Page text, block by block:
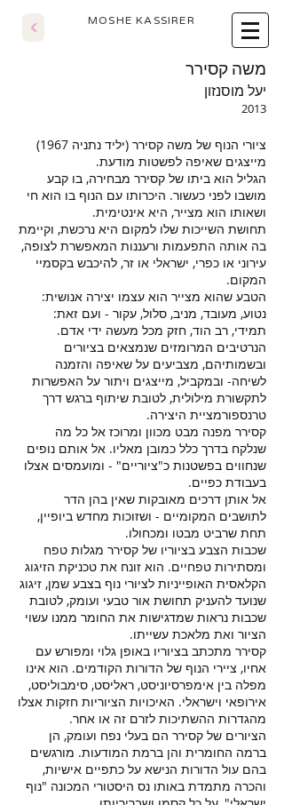
​MOSHE KASSIRER
משה קסירר
יעל מוסנזון
2013
מייצגים שאיפה לפשטות מודעת‫.‬
הגליל הוא ביתו של קסירר מבחירה‫, בו קבע
מושבו לפני כעשור. היכרותו עם הנוף בו הוא חי
ושאותו הוא מצייר, היא אינטימית. ‬
תחושת השייכות שלו למקום היא נרכשת, וקיימת
בה אותה התפעמות ורעננות המאפשרת לצופה,
עירוני או כפרי, ישראלי או זר, להיכבש בקסמיי
המקום.
הטבע שהוא מצייר הוא עצמו יצירה אנושית‫:‬
נטוע‫,‬ מעובד‫,‬ מניב‫,‬ סלול‫,‬ עקור ‫-‬ ועם זאת‫:‬
תמידי‫,‬ רב הוד‫,‬ חזק מכל מעשה ידי אדם‫.‬
הנרטיבים המרומזים שנמצאים בציורים
ובשמותיהם‫,‬ מצביעים‫ על שאיפה והזמנה
לשיחה- ובמקביל, מייצגים ויתור על האפשרות
לתקשורת מילולית, לטובת שיתוף ברגש דרך
טרנספורמציית היצירה. ‬
קסירר מפנה מבט מכוון ומרוכז אל כל מה
שנלקח בדרך כלל כמובן מאליו‫.‬ אל אותם נופים
שנחווים בפשטנות כ‫"‬ציוריים‫"‬ ‫-‬ ומועמסים אצלו
בעבודת כפיים‫. ‬
אל אותן דרכים מאובקות שאין בהן הדר
לתושבים המקומיים - ושזוכות מחדש ביופיין‫,‬
תחת שרביט מבטו ומכחולו‫.‬
שכבות הצבע בציוריו של קסירר מגלות טפח
ומסתירות טפחיים‫. ‬הוא זונח את טכניקת הזיגוג
הקלאסית האופייניות לציורי נוף בצבע שמן‫,‬ זיגוג
שנועד להעניק תחושת אור טבעי ועומק‫,‬ לטובת
שכבות נראות שמדגישות את החומר ממנו עשוי
הציור ואת מלאכת עשייתו‫.‬
קסירר מתכתב בציוריו באופן גלוי ומפורש עם
אחיו‫,‬ ציירי הנוף של הדורות הקודמים‫.‬ הוא אינו
מפלה בין אימפרסיוניסט‫,‬ ראליסט‫,‬ סימבוליסט‫,‬
אירופאי‫ ‬וישראלי‫.‬ האיכויות הציוריות חזקות אצלו
מהגדרות ההשתיכות לזרם זה או אחר‫.‬
הציורים של קסירר הם בעלי נפח ועומק‫,‬ הן
ברמה החומרית והן ברמת המודעות‫.‬ מורגשים
בהם עול הדורות הנישא על כתפיים אישיות,
והכרה מתמדת באותו נס היסטורי המכונה ‫"‬נוף